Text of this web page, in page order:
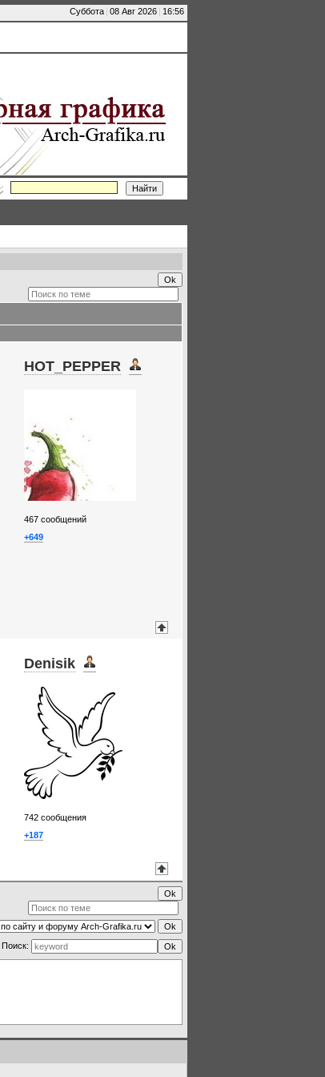
Суббота | 08 Авг 2026 | 16:56
HOT_PEPPER
467 сообщений
+649
Denisik
742 сообщения
+187
Поиск: